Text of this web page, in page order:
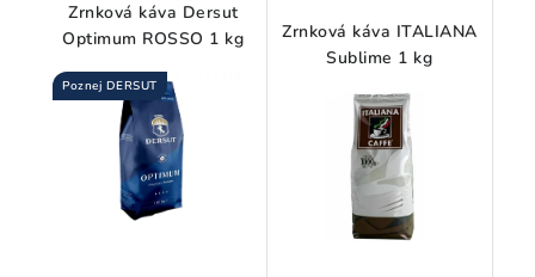
Zrnková káva Dersut
Optimum ROSSO 1 kg
Poznej DERSUT
Zrnková káva ITALIANA
Sublime 1 kg